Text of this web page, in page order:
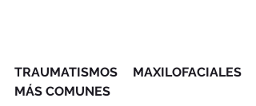
TRAUMATISMOS MAXILOFACIALES
MÁS COMUNES